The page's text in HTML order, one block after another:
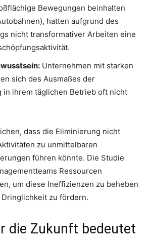
Bewegungen beinhalten
hatten aufgrund des
nicht transformativer Arbeiten eine
Unternehmen mit starken
sich des Ausmaßes der
in ihrem täglichen Betrieb oft nicht
dass die Eliminierung nicht
zu unmittelbaren
führen könnte. Die Studie
Ressourcen
um diese Ineffizienzen zu beheben
zu fördern.
die Zukunft bedeutet